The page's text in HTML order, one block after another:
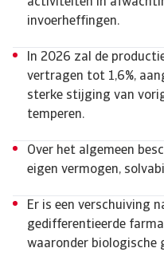
invoerheffingen.
In 2026 zal de
vertragen tot 1,6%,
sterke stijging van
temperen.
Over het algemeen
eigen vermogen,
Er is een verschuiving
gedifferentieerde
waaronder biologische